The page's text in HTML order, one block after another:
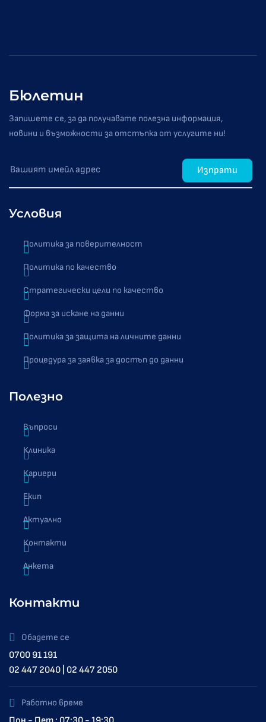
Бюлетин
Запишете се, за да получавате полезна информация,
новини и възможности за отстъпка от услугите ни!
Изпрати
Условия
Политика за поверителност
Политика по качество
Стратегически цели по качество
Форма за искане на данни
Политика за защита на личните данни
Процедура за заявка за достъп до данни
Полезно
Въпроси
Клиника
Кариери
Екип
Актуално
Контакти
Анкета
Контакти
Обадете се
0700 91 191
02 447 2040 | 02 447 2050
Работно време